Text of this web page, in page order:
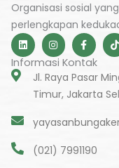
Organisasi sosial
perlengkapan
L
i
n
k
I
n
s
t
a
g
r
F
a
c
e
b
o
f
i
k
k
Informasi Kontak
Jl. Raya Pasar
Timur, Jakarta
(021) 7991190